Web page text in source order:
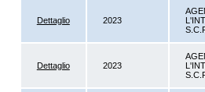
Dettaglio 2023
Dettaglio 2023